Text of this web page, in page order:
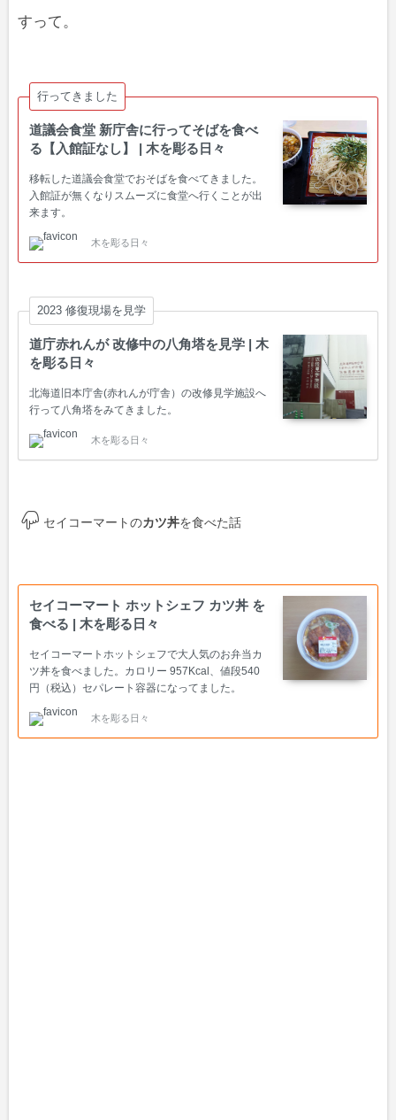
すって。
行ってきました
道議会食堂 新庁舎に行ってそばを食べ
る【入館証なし】 | 木を彫る日々
移転した道議会食堂でおそばを食べてきました。
入館証が無くなりスムーズに食堂へ行くことが出
来ます。
木を彫る日々
2023 修復現場を見学
道庁赤れんが 改修中の八角塔を見学 | 木
を彫る日々
北海道旧本庁舎(赤れんが庁舎）の改修見学施設へ
行って八角塔をみてきました。
木を彫る日々
セイコーマートのカツ丼を食べた話
セイコーマート ホットシェフ カツ丼 を
食べる | 木を彫る日々
セイコーマートホットシェフで大人気のお弁当カ
ツ丼を食べました。カロリー 957Kcal、値段540
円（税込）セパレート容器になってました。
木を彫る日々